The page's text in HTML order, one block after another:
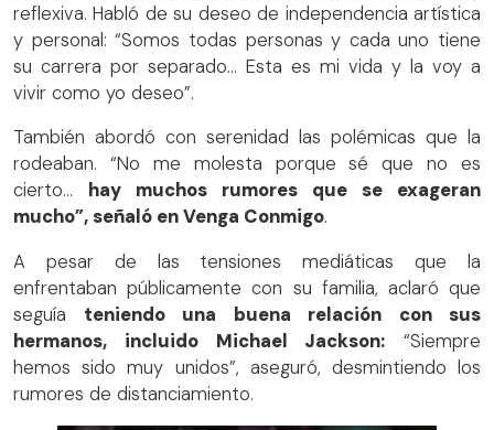
reflexiva. Habló de su deseo de independencia artística
y personal: “Somos todas personas y cada uno tiene
su carrera por separado… Esta es mi vida y la voy a
vivir como yo deseo”.
También abordó con serenidad las polémicas que la
rodeaban. “No me molesta porque sé que no es
cierto… hay muchos rumores que se exageran
mucho”, señaló en Venga Conmigo.
A pesar de las tensiones mediáticas que la
enfrentaban públicamente con su familia, aclaró que
seguía teniendo una buena relación con sus
hermanos, incluido Michael Jackson: “Siempre
hemos sido muy unidos”, aseguró, desmintiendo los
rumores de distanciamiento.